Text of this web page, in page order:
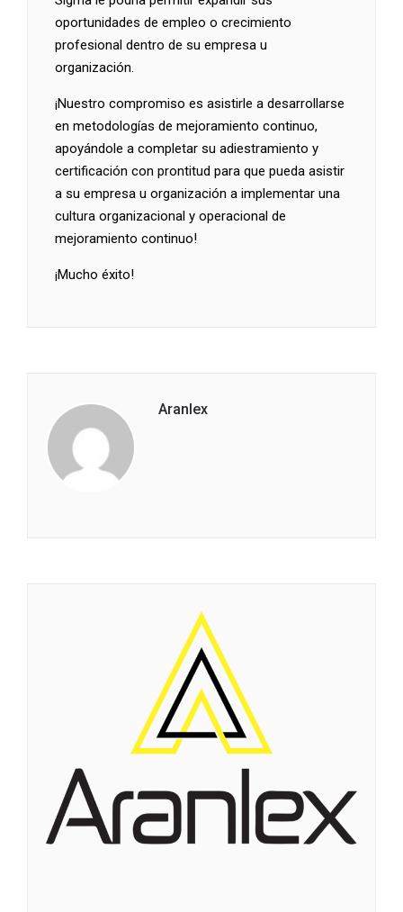
oportunidades de empleo o crecimiento
profesional dentro de su empresa u
organización.
¡Nuestro compromiso es asistirle a desarrollarse
en metodologías de mejoramiento continuo,
apoyándole a completar su adiestramiento y
certificación con prontitud para que pueda asistir
a su empresa u organización a implementar una
cultura organizacional y operacional de
mejoramiento continuo!
¡Mucho éxito!
Aranlex